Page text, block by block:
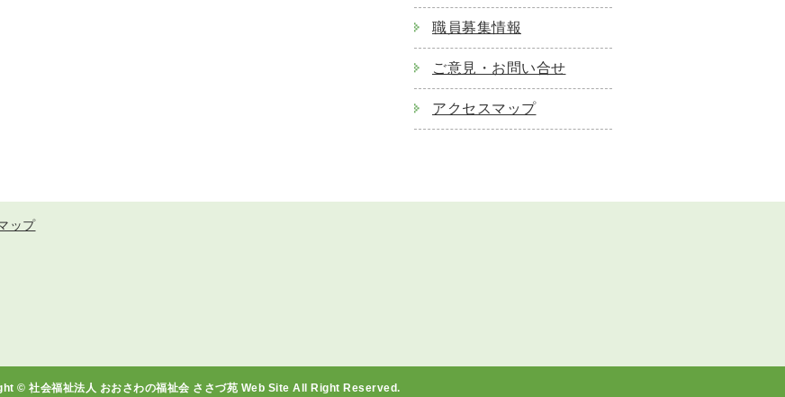
職員募集情報
ご意見・お問い合せ
アクセスマップ
ップ
© 社会福祉法人 おおさわの福祉会 ささづ苑 Web Site All Right Reserved.